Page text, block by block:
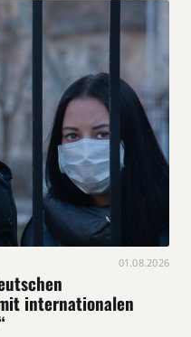
01.08.2026
internationalen